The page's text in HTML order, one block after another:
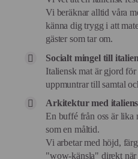
Vi beräknar alltid våra
känna dig trygg i att
gäster som tar om.
Socialt mingel till
Italiensk mat är gjord
uppmuntrar till samtal
Arkitektur med
En buffé från oss är lika
som en måltid.
Vi arbetar med höjd,
"wow-känsla" direkt